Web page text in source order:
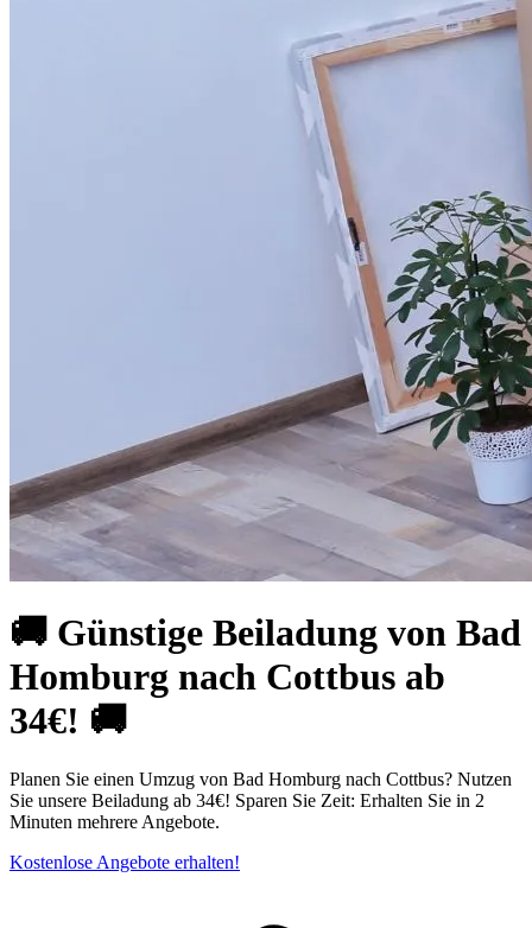
🚚 Günstige Beiladung von Bad
Homburg nach Cottbus ab
34€! 🚚
Planen Sie einen Umzug von Bad Homburg nach Cottbus? Nutzen
Sie unsere Beiladung ab 34€! Sparen Sie Zeit: Erhalten Sie in 2
Minuten mehrere Angebote.
Kostenlose Angebote erhalten!